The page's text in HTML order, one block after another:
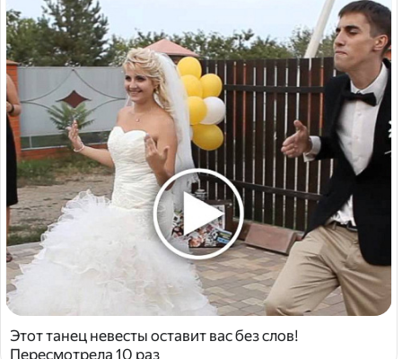
Этот танец невесты оставит вас без слов!
Пересмотрела 10 раз